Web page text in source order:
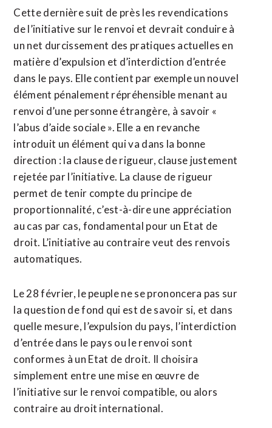
Cette dernière suit de près les revendications
de l’initiative sur le renvoi et devrait conduire à
un net durcissement des pratiques actuelles en
matière d’expulsion et d’interdiction d’entrée
dans le pays. Elle contient par exemple un nouvel
élément pénalement répréhensible menant au
renvoi d’une personne étrangère, à savoir «
l’abus d’aide sociale ». Elle a en revanche
introduit un élément qui va dans la bonne
direction : la clause de rigueur, clause justement
rejetée par l’initiative. La clause de rigueur
permet de tenir compte du principe de
proportionnalité, c’est-à-dire une appréciation
au cas par cas, fondamental pour un Etat de
droit. L’initiative au contraire veut des renvois
automatiques.
Le 28 février, le peuple ne se prononcera pas sur
la question de fond qui est de savoir si, et dans
quelle mesure, l’expulsion du pays, l’interdiction
d’entrée dans le pays ou le renvoi sont
conformes à un Etat de droit. Il choisira
simplement entre une mise en œuvre de
l’initiative sur le renvoi compatible, ou alors
contraire au droit international.